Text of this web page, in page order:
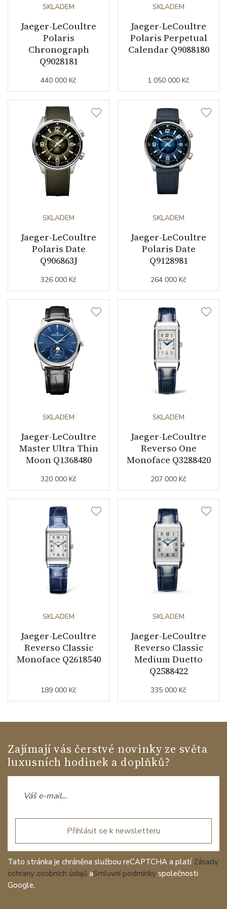
Kameny strojku
Počet komponentů strojku 2180
Kyvy strojku 28800
Datumovka
Sekundová ručka
Luminiscence ručky / indexy
Řemínek / Spona
Materiál řemínku
Barva řemínku
Šířka řemínku (nožky/spona)
Materiál spony nerezová ocel
Technické detaily
Doplňující specifikace vnitřní otočná luneta
Doplňující údaje
Modelová řada
SKLADEM
Jaeger-LeCoultre
Polaris
Chronograph
Q9028181
440 000 Kč
SKLADEM
Jaeger-LeCoultre
Polaris Perpetual
Calendar Q9088180
1 050 000 Kč
SKLADEM
Jaeger-LeCoultre
Polaris Date
Q906863J
326 000 Kč
SKLADEM
Jaeger-LeCoultre
Polaris Date
Q9128981
264 000 Kč
SKLADEM
Jaeger-LeCoultre
Master Ultra Thin
Moon Q1368480
320 000 Kč
SKLADEM
Jaeger-LeCoultre
Reverso One
Monoface Q3288420
207 000 Kč
SKLADEM
Jaeger-LeCoultre
Reverso Classic
Monoface Q2618540
189 000 Kč
SKLADEM
Jaeger-LeCoultre
Reverso Classic
Medium Duetto
Q2588422
335 000 Kč
Zajímají vás čerstvé novinky ze světa
luxusních hodinek a doplňků?
Přihlásit se k newsletteru
Tato stránka je chráněna službou reCAPTCHA a platí Zásady
ochrany osobních údajů aSmluvní podmínky společnosti
Google.